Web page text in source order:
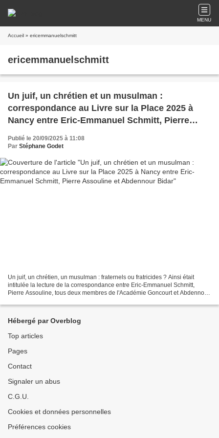
MENU
Accueil » ericemmanuelschmitt
ericemmanuelschmitt
Un juif, un chrétien et un musulman :
correspondance au Livre sur la Place 2025 à
Nancy entre Eric-Emmanuel Schmitt, Pierre
Assouline et Abdennour Bidar
Publié le 20/09/2025 à 11:08
Par Stéphane Godet
Un juif, un chrétien, un musulman : fraternels ou fratricides ? Ainsi était
intitulée la lecture de la correspondance entre Eric-Emmanuel Schmitt,
Pierre Assouline, tous deux membres de l'Académie Goncourt et Abdennour
Hébergé par Overblog
Top articles
Pages
Contact
Signaler un abus
C.G.U.
Cookies et données personnelles
Préférences cookies